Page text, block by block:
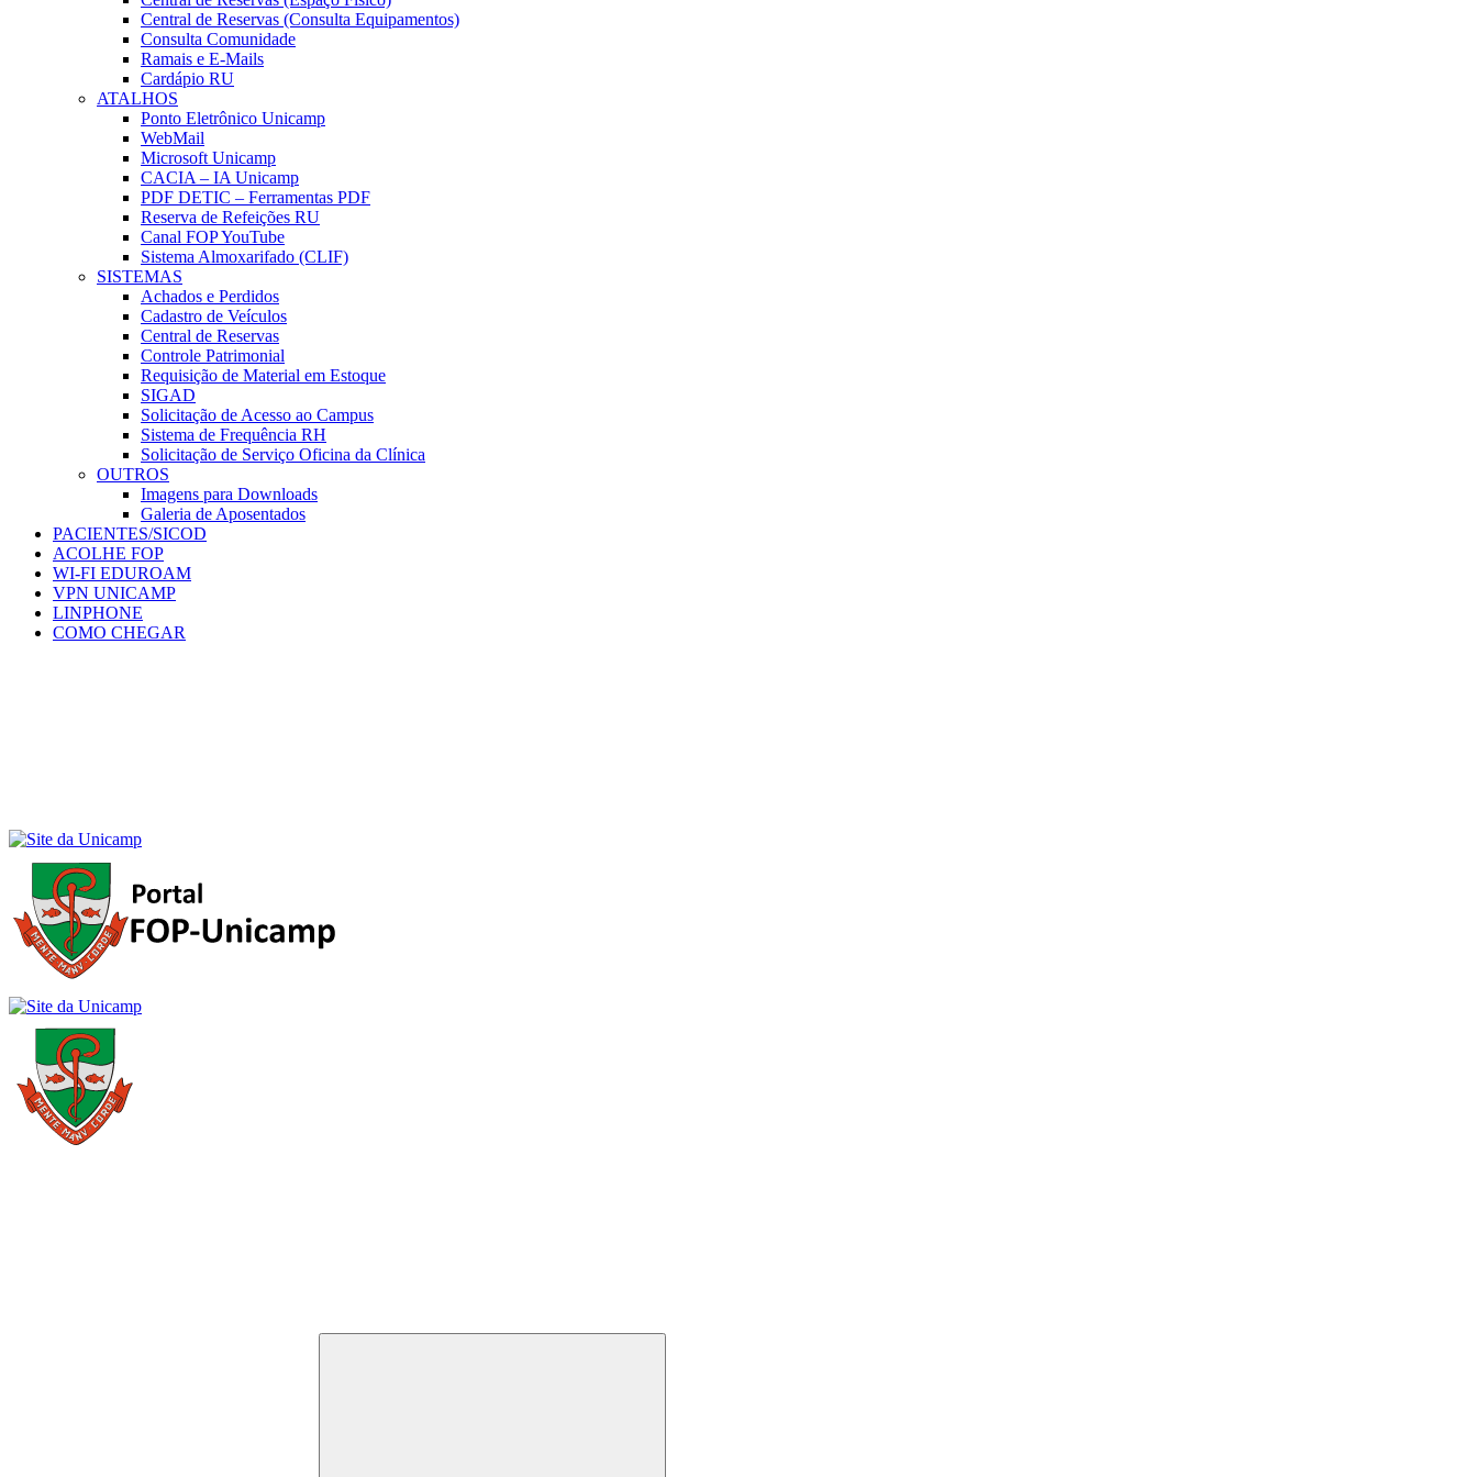
Central de Reservas (Consulta Equipamentos)
Consulta Comunidade
Ramais e E-Mails
Cardápio RU
ATALHOS
Ponto Eletrônico Unicamp
WebMail
Microsoft Unicamp
CACIA – IA Unicamp
PDF DETIC – Ferramentas PDF
Reserva de Refeições RU
Canal FOP YouTube
Sistema Almoxarifado (CLIF)
SISTEMAS
Achados e Perdidos
Cadastro de Veículos
Central de Reservas
Controle Patrimonial
Requisição de Material em Estoque
SIGAD
Solicitação de Acesso ao Campus
Sistema de Frequência RH
Solicitação de Serviço Oficina da Clínica
OUTROS
Imagens para Downloads
Galeria de Aposentados
PACIENTES/SICOD
ACOLHE FOP
WI-FI EDUROAM
VPN UNICAMP
LINPHONE
COMO CHEGAR